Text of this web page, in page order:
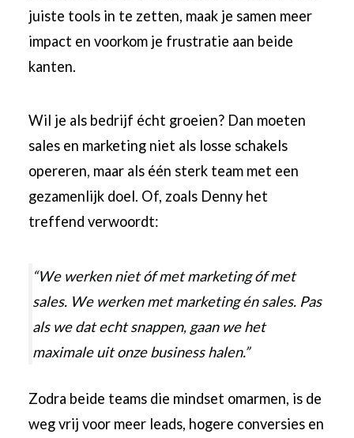
juiste tools in te zetten, maak je samen meer
impact en voorkom je frustratie aan beide
kanten.
Wil je als bedrijf écht groeien? Dan moeten
sales en marketing niet als losse schakels
opereren, maar als één sterk team met een
gezamenlijk doel. Of, zoals Denny het
treffend verwoordt:
“We werken niet óf met marketing óf met
sales. We werken met marketing én sales. Pas
als we dat echt snappen, gaan we het
maximale uit onze business halen.”
Zodra beide teams die mindset omarmen, is de
weg vrij voor meer leads, hogere conversies en